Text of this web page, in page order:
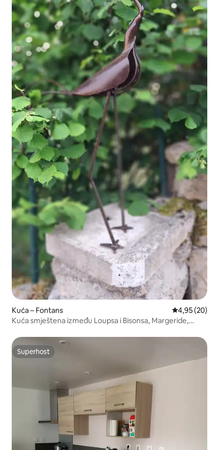
Kuća – Fontans Prosječna
4,95 (20)
Kuća smještena između Loupsa i Bisonsa, Margeride,
Superhost
Superhost